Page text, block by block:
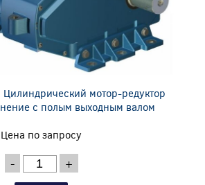
Цилиндрический мотор-редуктор
с полым выходным валом
Цена по запросу
- +